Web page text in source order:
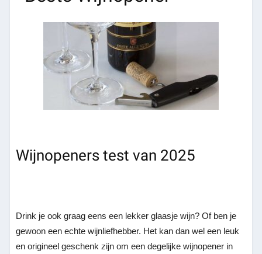
Wijnopeners test van 2025
Drink je ook graag eens een lekker glaasje wijn? Of ben je
gewoon een echte wijnliefhebber. Het kan dan wel een leuk
en origineel geschenk zijn om een degelijke wijnopener in